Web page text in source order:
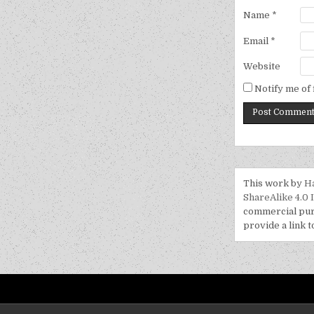
Name *
Email *
Website
Notify me of
This work by
ShareAlike 4.0
commercial
provide a link